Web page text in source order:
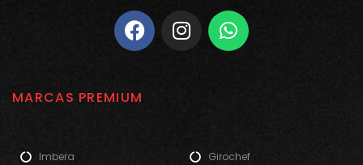
MARCAS PREMIUM
Imbera
Girochef